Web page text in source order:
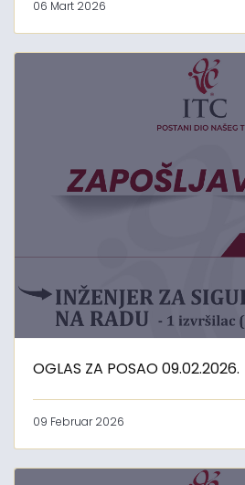
06 Mart 2026
OGLAS ZA POSAO 09.02.2026.
09 Februar 2026